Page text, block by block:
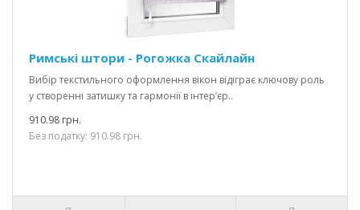
Римські штори - Рогожка Скайлайн
Вибір текстильного оформлення вікон відіграє ключову роль
у створенні затишку та гармонії в інтер’єр..
910.98 грн.
Без податку: 910.98 грн.